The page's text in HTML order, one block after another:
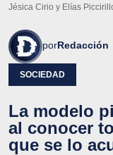
Jésica Cirio y Elías
porRedacción
SOCIEDAD
La modelo
al conocer
que se lo